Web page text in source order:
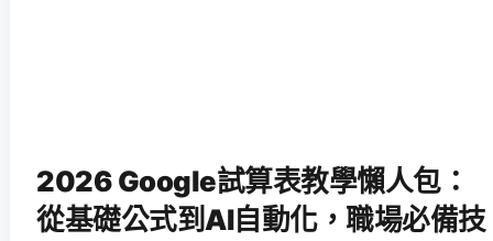
2026 Google試算表教學懶人包：
從基礎公式到AI自動化，職場必備技